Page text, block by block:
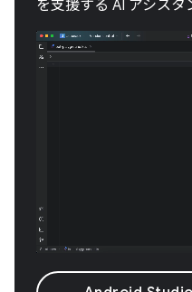
を支援する AI アシスタ